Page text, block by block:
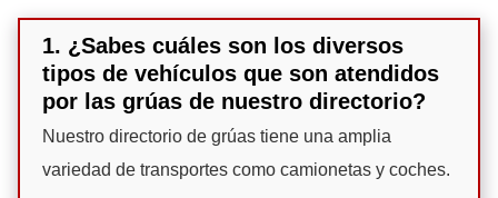
1. ¿Sabes cuáles son los diversos
tipos de vehículos que son atendidos
por las grúas de nuestro directorio?
Nuestro directorio de grúas tiene una amplia
variedad de transportes como camionetas y coches.